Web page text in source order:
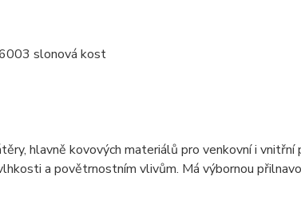
slonová kost
hlavně kovových materiálů pro venkovní i vnitřní
a povětrnostním vlivům. Má výbornou